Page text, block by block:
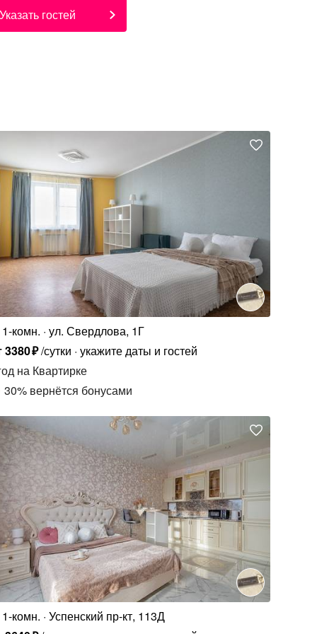
Указать гостей
1-комн. ул. Свердлова, 1Г
3380₽/сутки укажите даты и гостей
на Квартирке
30% вернётся бонусами
1-комн. Успенский пр-кт, 113Д